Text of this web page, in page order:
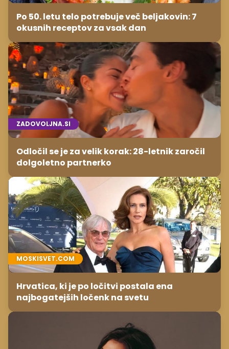
Po 50. letu telo potrebuje več beljakovin: 7
okusnih receptov za vsak dan
ZADOVOLJNA.SI
Odločil se je za velik korak: 28-letnik zaročil
dolgoletno partnerko
MOSKISVET.COM
Hrvatica, ki je po ločitvi postala ena
najbogatejših ločenk na svetu